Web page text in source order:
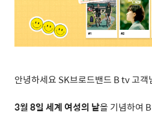
안녕하세요 SK브로드밴드 B tv고객
3월8일 세계 여성의 날을 기념하여